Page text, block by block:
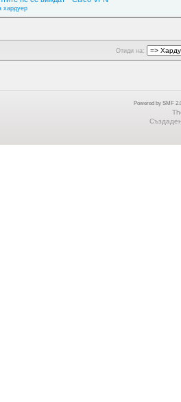
хардуер
Отиди на:
Powered by SMF